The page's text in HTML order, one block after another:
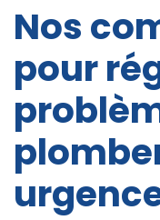
Nos
pour